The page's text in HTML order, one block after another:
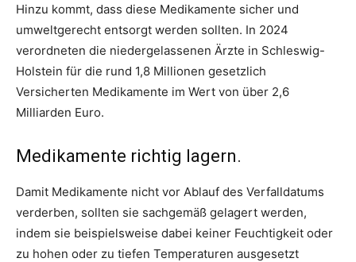
Hinzu kommt, dass diese Medikamente sicher und
umweltgerecht entsorgt werden sollten. In 2024
verordneten die niedergelassenen Ärzte in Schleswig-
Holstein für die rund 1,8 Millionen gesetzlich
Versicherten Medikamente im Wert von über 2,6
Milliarden Euro.
Medikamente richtig lagern.
Damit Medikamente nicht vor Ablauf des Verfalldatums
verderben, sollten sie sachgemäß gelagert werden,
indem sie beispielsweise dabei keiner Feuchtigkeit oder
zu hohen oder zu tiefen Temperaturen ausgesetzt